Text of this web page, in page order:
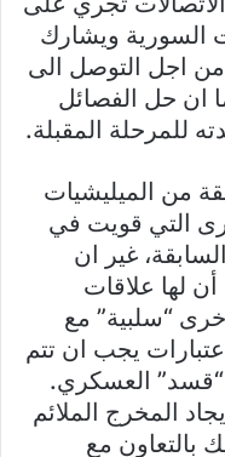
السورية ويشارك
اجل التوصل الى
ان حل الفصائل
للمرحلة المقبلة.
من الميليشيات
التي قويت في
غير ان
لها علاقات
“سلبية” مع
يجب ان تتم
“قسد” العسكري.
المخرج الملائم
بالتعاون مع